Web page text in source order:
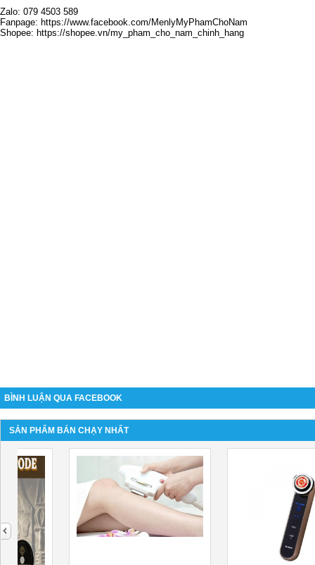
Zalo: 079 4503 589
Fanpage: https://www.facebook.com/MenlyMyPhamChoNam
Shopee: https://shopee.vn/my_pham_cho_nam_chinh_hang
BÌNH LUẬN QUA FACEBOOK
SẢN PHẨM BÁN CHẠY NHẤT
next